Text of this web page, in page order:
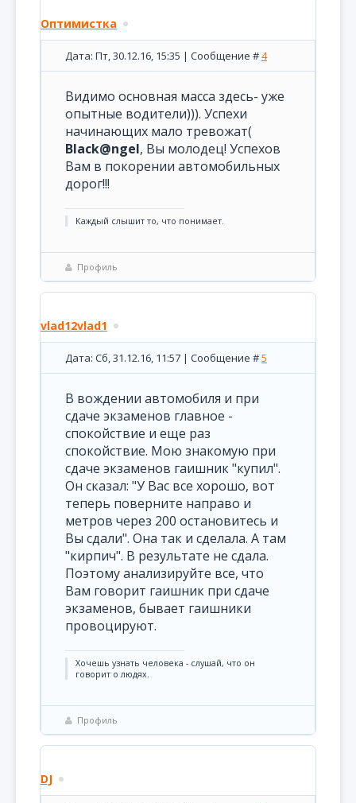
Оптимистка
Дата: Пт, 30.12.16, 15:35 | Сообщение #4
Видимо основная масса здесь- уже
опытные водители))). Успехи
начинающих мало тревожат(
Black@ngel, Вы молодец! Успехов
Вам в покорении автомобильных
дорог!!!
Каждый слышит то, что понимает.
Профиль
vlad12vlad1
Дата: Сб, 31.12.16, 11:57 | Сообщение #5
В вождении автомобиля и при
сдаче экзаменов главное -
спокойствие и еще раз
спокойствие. Мою знакомую при
сдаче экзаменов гаишник "купил".
Он сказал: "У Вас все хорошо, вот
теперь поверните направо и
метров через 200 остановитесь и
Вы сдали". Она так и сделала. А там
"кирпич". В результате не сдала.
Поэтому анализируйте все, что
Вам говорит гаишник при сдаче
экзаменов, бывает гаишники
провоцируют.
Хочешь узнать человека - слушай, что он
говорит о людях.
Профиль
DJ